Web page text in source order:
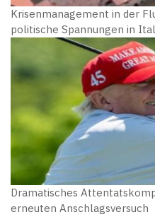
Krisenmanagement in der
politische Spannungen in
Dramatisches
erneuten Anschlagsversuch